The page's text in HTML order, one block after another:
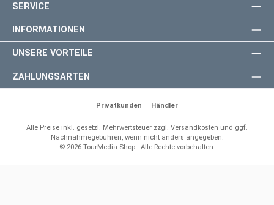
SERVICE
INFORMATIONEN
UNSERE VORTEILE
ZAHLUNGSARTEN
Privatkunden Händler
Alle Preise inkl. gesetzl. Mehrwertsteuer zzgl. Versandkosten und ggf.
Nachnahmegebühren, wenn nicht anders angegeben.
© 2026 TourMedia Shop - Alle Rechte vorbehalten.